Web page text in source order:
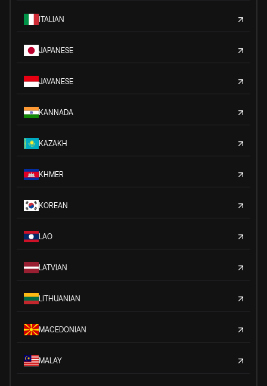
ITALIAN
JAPANESE
JAVANESE
KANNADA
KAZAKH
KHMER
KOREAN
LAO
LATVIAN
LITHUANIAN
MACEDONIAN
MALAY